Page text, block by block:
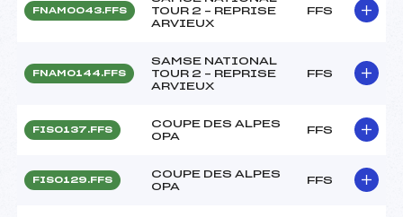
FNAM0043.FFS
TOUR 2 – REPRISE
ARVIEUX
FFS
FNAM0144.FFS
SAMSE NATIONAL
TOUR 2 – REPRISE
ARVIEUX
FFS
FIS0137.FFS
COUPE DES ALPES
OPA
FFS
FIS0129.FFS
COUPE DES ALPES
OPA
FFS